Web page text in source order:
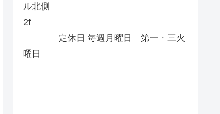
ル北側
2f
定休日 毎週月曜日 第一・三火
曜日